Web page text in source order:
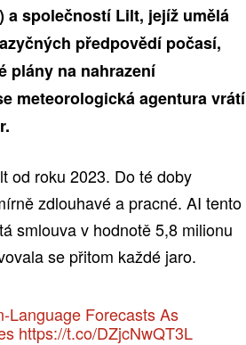
a společností Lilt, jejíž umělá
předpovědí počasí,
plány na nahrazení
meteorologická agentura vrátí
od roku 2023. Do té doby
zdlouhavé a pracné. AI tento
smlouva v hodnotě 5,8 milionu
se přitom každé jaro.
Language Forecasts As
https://t.co/DZjcNwQT3L